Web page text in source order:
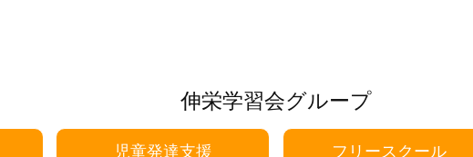
伸栄学習会グループ
児童発達支援 フリースクール